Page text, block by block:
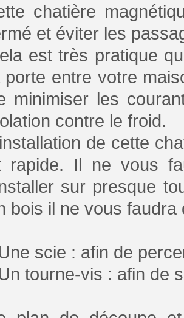
chatière
et éviter les
est très pratique
porte entre votre
minimiser les
contre le froid.
de cette
rapide. Il ne vous
sur presque
bois il ne vous
scie : afin de
tourne-vis : afin de